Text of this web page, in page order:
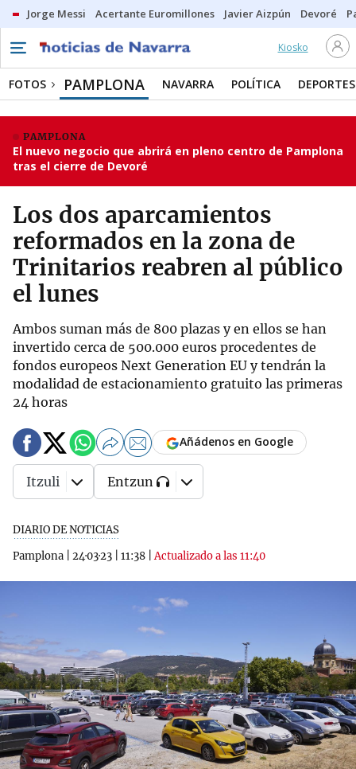
Jorge Messi Acertante Euromillones Javier Aizpún Devoré
Kiosko
FOTOS PAMPLONA NAVARRA POLÍTICA DEPORTES
PAMPLONA
El nuevo negocio que abrirá en pleno centro de Pamplona
tras el cierre de Devoré
Los dos aparcamientos
reformados en la zona de
Trinitarios reabren al público
el lunes
Ambos suman más de 800 plazas y en ellos se han
invertido cerca de 500.000 euros procedentes de
fondos europeos Next Generation EU y tendrán la
modalidad de estacionamiento gratuito las primeras
24 horas
DIARIO DE NOTICIAS
Pamplona
24·03·23 11:38 |Actualizado a las 11:40
Añádenos en Google
Itzuli Entzun